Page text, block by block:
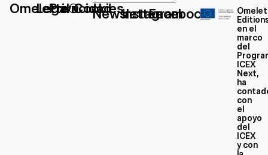
Omelette®
Legal
Privacidad
Cookies
Newsletter
Instagram
Facebook
en el
marco
del
ICEX
Next,
ha
con
el
apoyo
del
ICEX
y con